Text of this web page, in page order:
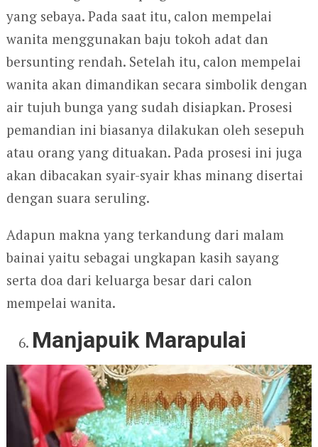
yang sebaya. Pada saat itu, calon mempelai
wanita menggunakan baju tokoh adat dan
bersunting rendah. Setelah itu, calon mempelai
wanita akan dimandikan secara simbolik dengan
air tujuh bunga yang sudah disiapkan. Prosesi
pemandian ini biasanya dilakukan oleh sesepuh
atau orang yang dituakan. Pada prosesi ini juga
akan dibacakan syair-syair khas minang disertai
dengan suara seruling.
Adapun makna yang terkandung dari malam
bainai yaitu sebagai ungkapan kasih sayang
serta doa dari keluarga besar dari calon
mempelai wanita.
Manjapuik Marapulai